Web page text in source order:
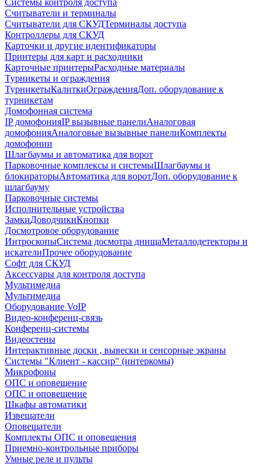
Системы контроля доступа
Считыватели и терминалы
Считыватели для СКУДТерминалы доступа
Контроллеры для СКУД
Карточки и другие идентификаторы
Принтеры для карт и расходники
Карточные принтерыРасходные материалы
Турникеты и ограждения
ТурникетыКалиткиОгражденияДоп. оборудование к
турникетам
Домофонная система
IP домофонияIP вызывные панелиАналоговая
домофонияАналоговые вызывные панелиКомплекты
домофонии
Шлагбаумы и автоматика для ворот
Парковочные комплексы и системыШлагбаумы и
блокираторыАвтоматика для воротДоп. оборудование к
шлагбауму
Парковочные системы
Исполнительные устройства
ЗамкиДоводчикиКнопки
Досмотровое оборудование
ИнтроскопыСистема досмотра днищаМеталлодетекторы и
искателиПрочее оборудование
Софт для СКУД
Аксессуары для контроля доступа
Мультимедиа
Мультимедиа
Оборудование VoIP
Видео-конференц-связь
Конференц-системы
Видеостены
Интерактивные доски , вывески и сенсорные экраны
Системы "Клиент - кассир" (интеркомы)
Микрофоны
ОПС и оповещение
ОПС и оповещение
Шкафы автоматики
Извещатели
Оповещатели
Комплекты ОПС и оповещения
Приемно-контрольные приборы
Умные реле и пульты